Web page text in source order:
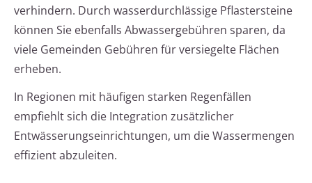
verhindern. Durch wasserdurchlässige Pflastersteine
können Sie ebenfalls Abwassergebühren sparen, da
viele Gemeinden Gebühren für versiegelte Flächen
erheben.
In Regionen mit häufigen starken Regenfällen
empfiehlt sich die Integration zusätzlicher
Entwässerungseinrichtungen, um die Wassermengen
effizient abzuleiten.